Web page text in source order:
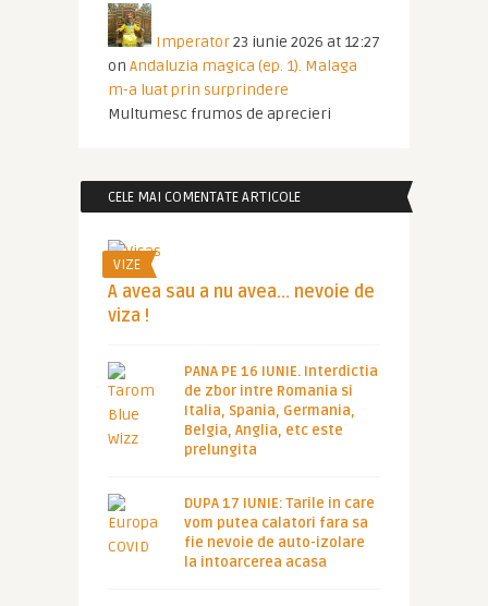
Imperator23 iunie 2026 at 12:27
on Andaluzia magica (ep. 1). Malaga
m-a luat prin surprindere
Multumesc frumos de aprecieri
CELE MAI COMENTATE ARTICOLE
VIZE
A avea sau a nu avea… nevoie de
viza !
PANA PE 16 IUNIE. Interdictia
de zbor intre Romania si
Italia, Spania, Germania,
Belgia, Anglia, etc este
prelungita
DUPA 17 IUNIE: Tarile in care
vom putea calatori fara sa
fie nevoie de auto-izolare
la intoarcerea acasa